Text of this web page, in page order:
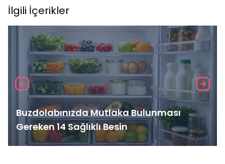
İlgili İçerikler
Buzdolabınızda Mutlaka Bulunması
Gereken 14 Sağlıklı Besin